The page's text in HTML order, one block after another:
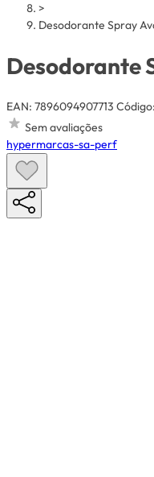
>
Desodorante Spray
Desodorante
EAN: 7896094907713
Sem avaliações
hypermarcas-sa-perf